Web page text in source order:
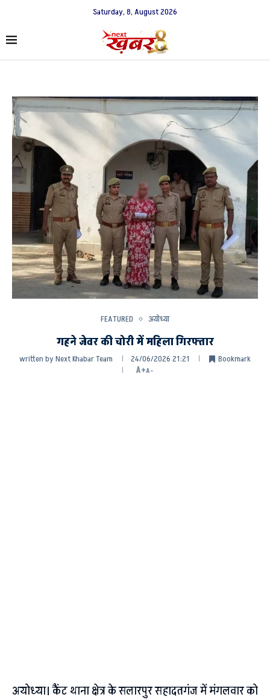
Saturday, 8, August 2026
FEATURED अयोध्या
गहने जेवर की चोरी में महिला गिरफ्तार
written byNext Khabar Team 24/06/2026 21:21
Bookmark
A+A-
अयोध्या। कैंट थाना क्षेत्र के सलारपुर सहादतगंज में मंगलवार को